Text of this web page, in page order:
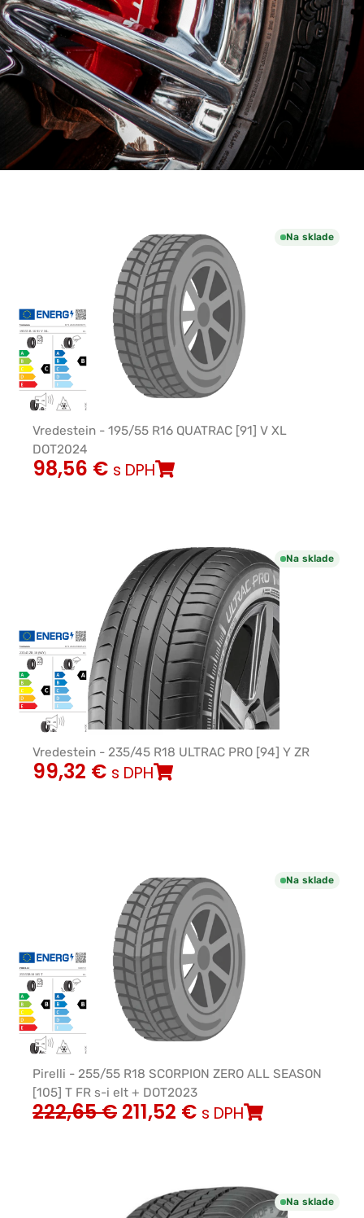
Na sklade
Vredestein - 195/55 R16 QUATRAC [91] V XL
DOT2024
98,56 € s DPH
Na sklade
Vredestein - 235/45 R18 ULTRAC PRO [94] Y ZR
99,32 € s DPH
Na sklade
Pirelli - 255/55 R18 SCORPION ZERO ALL SEASON
[105] T FR s-i elt + DOT2023
222,65€ 211,52 € s DPH
Na sklade